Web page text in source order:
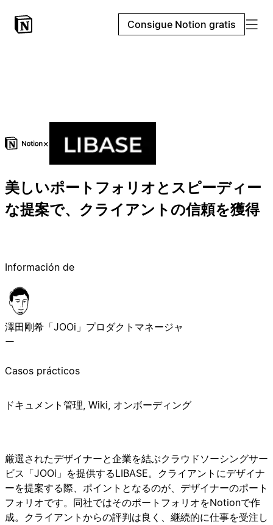
Consigue Notion gratis
×
美しいポートフォリオとスピーディー
な提案で、クライアントの信頼を獲得
厳選されたデザイナーと企業を結ぶクラウドソーシングサー
ビス「JOOi」を提供するLIBASE。クライアントにデザイナ
ーを提案する際、ポイントとなるのが、デザイナーのポート
フォリオです。同社ではそのポートフォリオをNotionで作
成。クライアントからの評判は良く、継続的に仕事を受注し
Información de
澤田剛希 「JOOi」プロダクトマネージャ
ー
Casos prácticos
ドキュメント管理, Wiki, オンボーディング